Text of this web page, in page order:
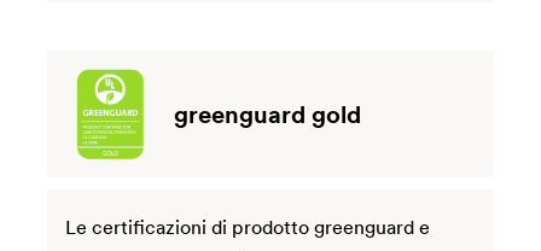
greenguard gold
Le certificazioni di prodotto greenguard e